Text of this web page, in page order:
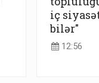
iç
bilər"
12:56